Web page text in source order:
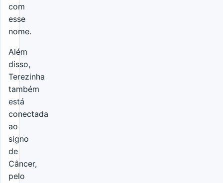
com
esse
nome.
Além
disso,
Terezinha
também
está
conectada
ao
signo
de
Câncer,
pelo